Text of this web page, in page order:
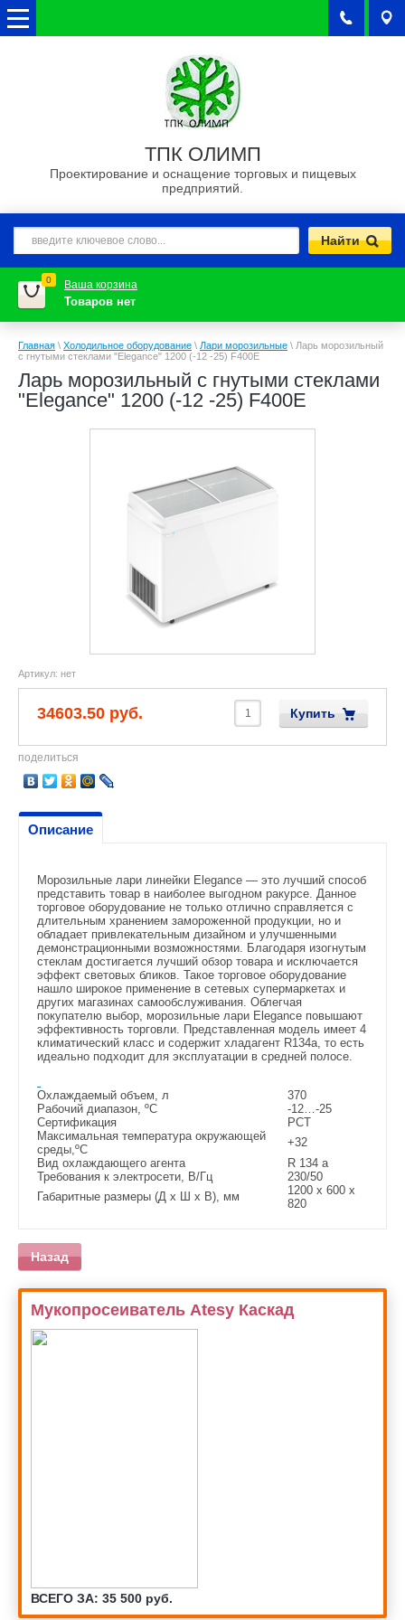
ТПК ОЛИМП
Проектирование и оснащение торговых и пищевых
предприятий.
0 Ваша корзина
Товаров нет
Мукопросеиватель Atesy Каскад
ВСЕГО ЗА: 35 500 руб.
Главная \ Холодильное оборудование \ Лари морозильные \ Ларь морозильный
с гнутыми стеклами "Elegance" 1200 (-12 -25) F400E
Ларь морозильный с гнутыми стеклами
"Elegance" 1200 (-12 -25) F400E
Артикул: нет
34603.50 руб. Купить
поделиться
Описание
Морозильные лари линейки Elegance — это лучший способ
представить товар в наиболее выгодном ракурсе. Данное
торговое оборудование не только отлично справляется с
длительным хранением замороженной продукции, но и
обладает привлекательным дизайном и улучшенными
демонстрационными возможностями. Благодаря изогнутым
стеклам достигается лучший обзор товара и исключается
эффект световых бликов. Такое торговое оборудование
нашло широкое применение в сетевых супермаркетах и
других магазинах самообслуживания. Облегчая
покупателю выбор, морозильные лари Elegance повышают
эффективность торговли. Представленная модель имеет 4
климатический класс и содержит хладагент R134a, то есть
идеально подходит для эксплуатации в средней полосе.
Охлаждаемый объем, л
370
Рабочий диапазон, ºC
-12…-25
Сертификация
РСТ
Максимальная температура окружающей
среды,ºC
+32
Вид охлаждающего агента
R 134 a
Требования к электросети, В/Гц
230/50
Габаритные размеры (Д x Ш x В), мм
1200 х 600 х
820
Назад